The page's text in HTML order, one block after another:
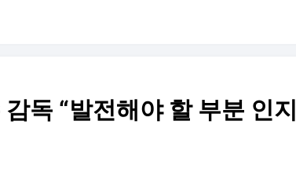
독 “발전해야 할 부분 인지